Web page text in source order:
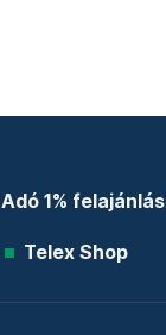
Adó 1% felajánlás
Telex Shop